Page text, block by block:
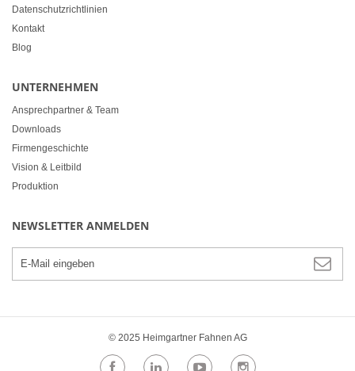
Datenschutzrichtlinien
Kontakt
Blog
UNTERNEHMEN
Ansprechpartner & Team
Downloads
Firmengeschichte
Vision & Leitbild
Produktion
NEWSLETTER ANMELDEN
© 2025 Heimgartner Fahnen AG